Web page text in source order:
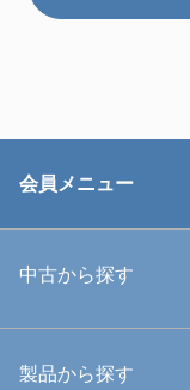
会員メニュー
中古から探す
中古ハウジング
製品から探す